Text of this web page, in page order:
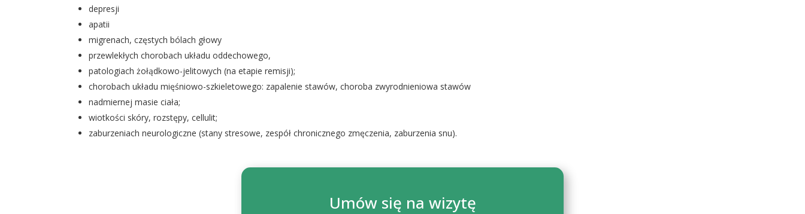
depresji
apatii
migrenach, częstych bólach głowy
przewlekłych chorobach układu oddechowego,
patologiach żołądkowo-jelitowych (na etapie remisji);
chorobach układu mięśniowo-szkieletowego: zapalenie stawów, choroba zwyrodnieniowa stawów
nadmiernej masie ciała;
wiotkości skóry, rozstępy, cellulit;
zaburzeniach neurologiczne (stany stresowe, zespół chronicznego zmęczenia, zaburzenia snu).
Umów się na wizytę